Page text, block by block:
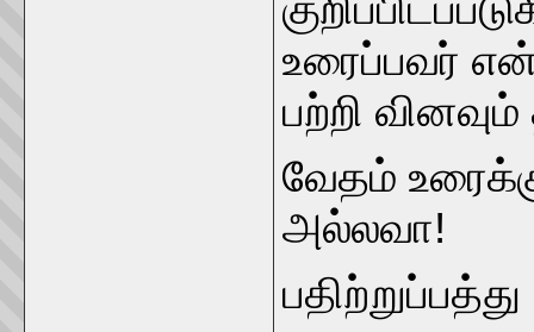
உரைப்பவர்
பற்றி
வேதம்
அல்லவா!
பதிற்றுப்பத்து